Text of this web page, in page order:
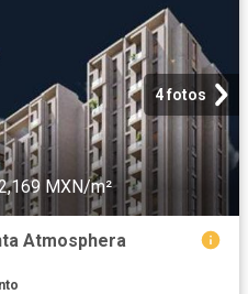
4 fotos
MXN/m²
Atmosphera